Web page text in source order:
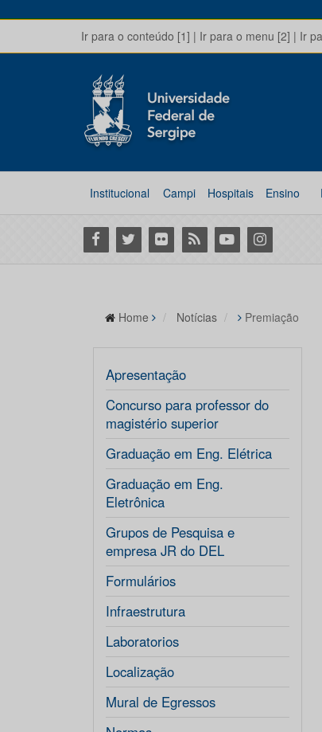
Ir para o conteúdo [1] | Ir para o menu [2] | Ir
Institucional Campi Hospitais Ensino
Facebook
Twitter Flickr RSS YoutubeInstagram
Home Notícias Premiação
Apresentação
Concurso para professor do
magistério superior
Graduação em Eng. Elétrica
Graduação em Eng.
Eletrônica
Grupos de Pesquisa e
empresa JR do DEL
Formulários
Infraestrutura
Laboratorios
Localização
Mural de Egressos